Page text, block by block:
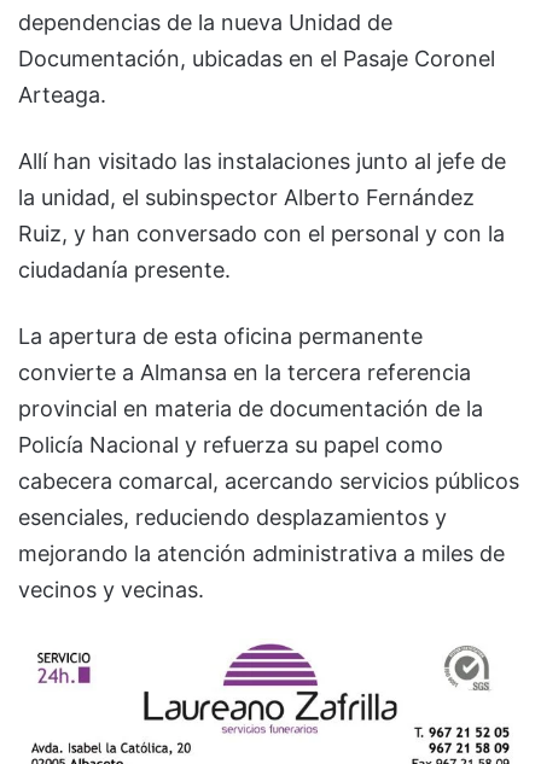
dependencias de la nueva Unidad de
Documentación, ubicadas en el Pasaje Coronel
Arteaga.
Allí han visitado las instalaciones junto al jefe de
la unidad, el subinspector Alberto Fernández
Ruiz, y han conversado con el personal y con la
ciudadanía presente.
La apertura de esta oficina permanente
convierte a Almansa en la tercera referencia
provincial en materia de documentación de la
Policía Nacional y refuerza su papel como
cabecera comarcal, acercando servicios públicos
esenciales, reduciendo desplazamientos y
mejorando la atención administrativa a miles de
vecinos y vecinas.